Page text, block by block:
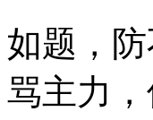
如题，
骂主力